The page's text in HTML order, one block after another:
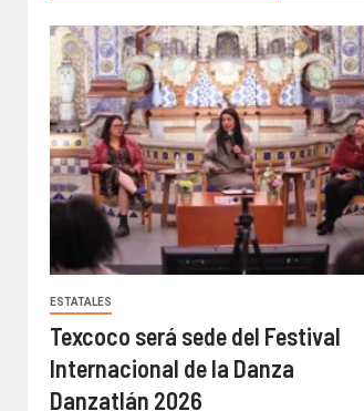
ESTATALES
Texcoco será sede del Festival
Internacional de la Danza
Danzatlán 2026